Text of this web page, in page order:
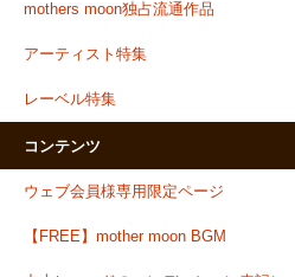
mothers moon独占流通作品
アーティスト特集
レーベル特集
コンテンツ
ウェブ会員様専用限定ページ
【FREE】mother moon BGM